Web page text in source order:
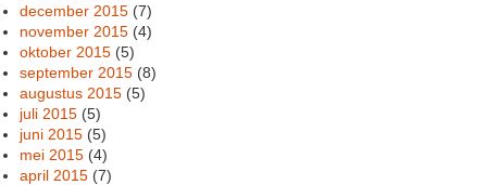
december 2015 (7)
november 2015 (4)
oktober 2015 (5)
september 2015 (8)
augustus 2015 (5)
juli 2015 (5)
juni 2015 (5)
mei 2015 (4)
april 2015 (7)